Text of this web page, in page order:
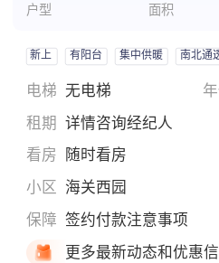
户型 面积
新上 有阳台 集中供暖 南北通
电梯 无电梯
租期 详情咨询经纪人
看房 随时看房
小区 海关西园
保障 签约付款注意事项
更多最新动态和优惠